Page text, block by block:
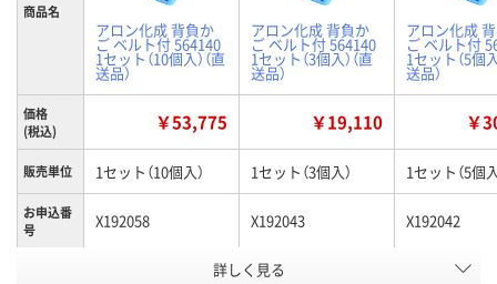
商品名
アロン化成 背負か
ご ベルト付 564140
1セット（10個入）（直
送品）
アロン化成 背負か
ご ベルト付 564140
1セット（3個入）（直
送品）
アロン化成
ご ベルト付
1セット（5個入
送品）
価格
(税込)
￥53,775 ￥19,110 ￥
販売単位 1セット（10個入） 1セット（3個入） 1セット（5個
お申込番
号
X192058 X192043 X192042
直送品
詳しく見る